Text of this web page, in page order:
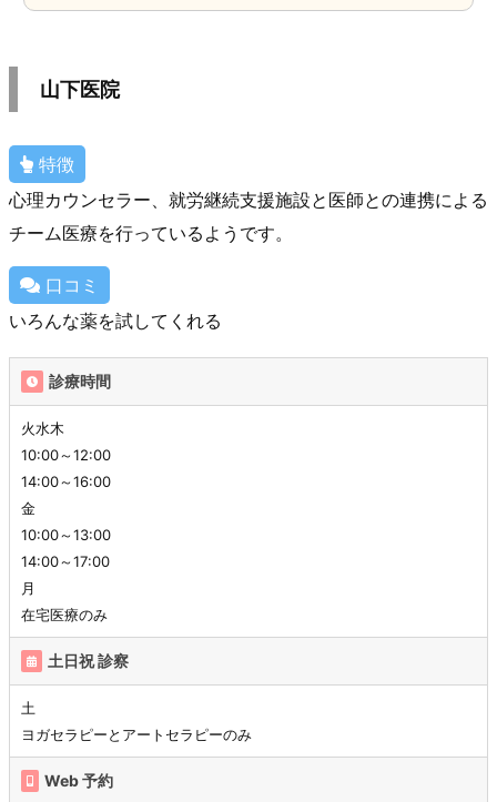
山下医院
特徴
心理カウンセラー、就労継続支援施設と医師との連携による
チーム医療を行っているようです。
口コミ
いろんな薬を試してくれる
診療時間
火水木
10:00～12:00
14:00～16:00
金
10:00～13:00
14:00～17:00
月
在宅医療のみ
土日祝 診察
土
ヨガセラピーとアートセラピーのみ
Web 予約